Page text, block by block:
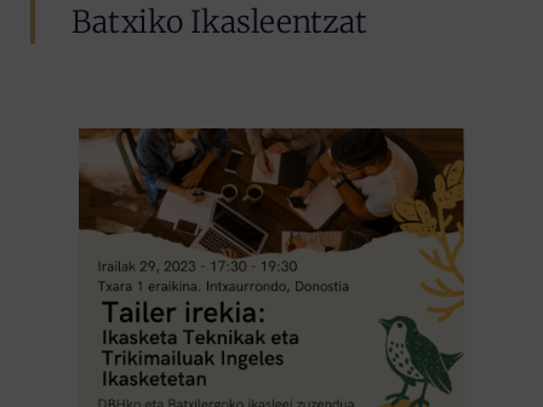
Batxiko Ikasleentzat